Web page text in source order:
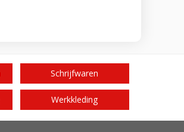
Schrijfwaren
Werkkleding